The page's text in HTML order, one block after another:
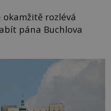
rozlévá
pána Buchlova